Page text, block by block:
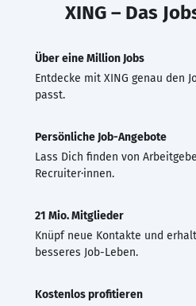
XING – Das
Über eine Million Jobs
Entdecke mit XING genau den
passt.
Persönliche Job-Angebote
Lass Dich finden von
Recruiter·innen.
21 Mio. Mitglieder
Knüpf neue Kontakte und
besseres Job-Leben.
Kostenlos profitieren